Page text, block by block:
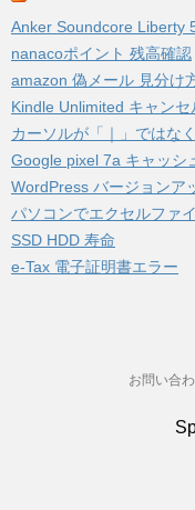
Anker Soundcore Liberty
nanacoポイント 残高確認
amazon 偽メール 見分け
Kindle Unlimited キャンセ
カーソルが「｜」ではな
Google pixel 7a キャッシ
WordPress バージョンア
パソコンでエクセルファ
SSD HDD 寿命
e-Tax 電子証明書エラー
お問い合